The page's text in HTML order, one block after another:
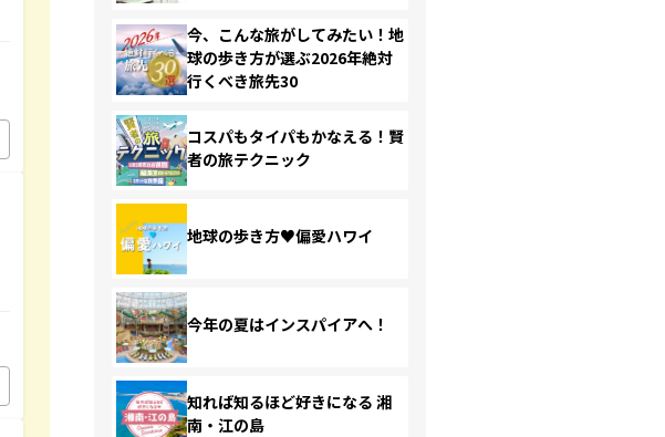
今、こんな旅がしてみたい！地
球の歩き方が選ぶ2026年絶対
行くべき旅先30
コスパもタイパもかなえる！賢
者の旅テクニック
地球の歩き方♥偏愛ハワイ
今年の夏はインスパイアへ！
知れば知るほど好きになる 湘
南・江の島